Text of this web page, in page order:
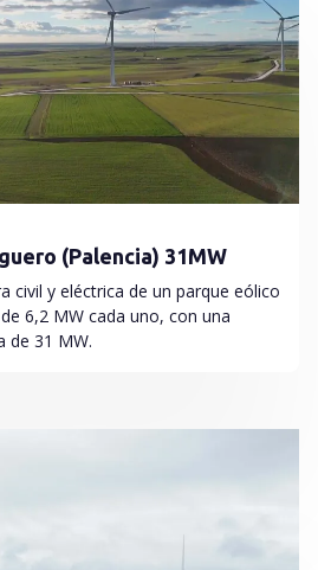
(Palencia) 31MW
civil y eléctrica de un parque eólico
6,2 MW cada uno, con una
de 31 MW.